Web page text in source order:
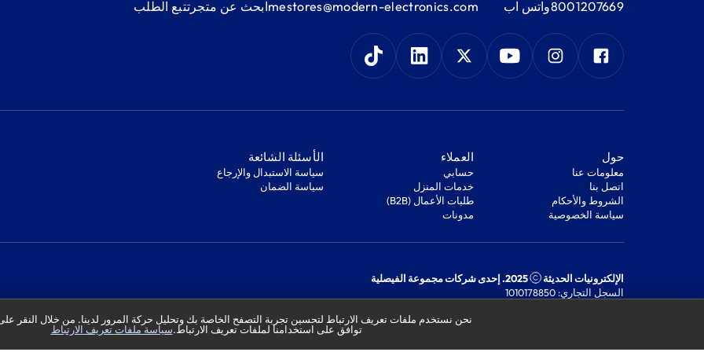
8001207669واتس اب mestores@modern-electronics.comابحث عن متجر ‫تتبع الطلب‬
‫حول‬
معلومات عنا
اتصل بنا
‫الشروط والأحكام‬
‫سياسة الخصوصية‬
‫العملاء‬
‫حسابي‬
‫خدمات المنزل‬
‫طلبات الأعمال (B2B)‬
مدونات
‫الأسئلة الشائعة‬
‫سياسة الاستبدال والإرجاع‬
‫سياسة الضمان‬
الإلكترونيات الحديثة
2025. إحدى شركات مجموعة الفيصلية
السجل التجاري: 1010178850
نحن نستخدم ملفات تعريف الارتباط لتحسين تجربة التصفح الخاصة بك وتحليل حركة المرور لدينا. من خلال النقر
توافق على استخدامنا لملفات تعريف الارتباط.سياسة ملفات تعريف الارتباط